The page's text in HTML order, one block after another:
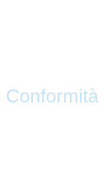
Conformità